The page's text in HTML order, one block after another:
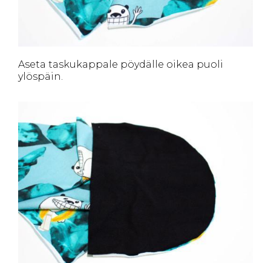
Aseta taskukappale pöydälle oikea puoli
ylöspäin.